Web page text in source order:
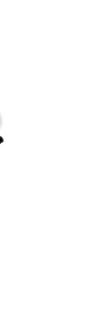
ao carrinho